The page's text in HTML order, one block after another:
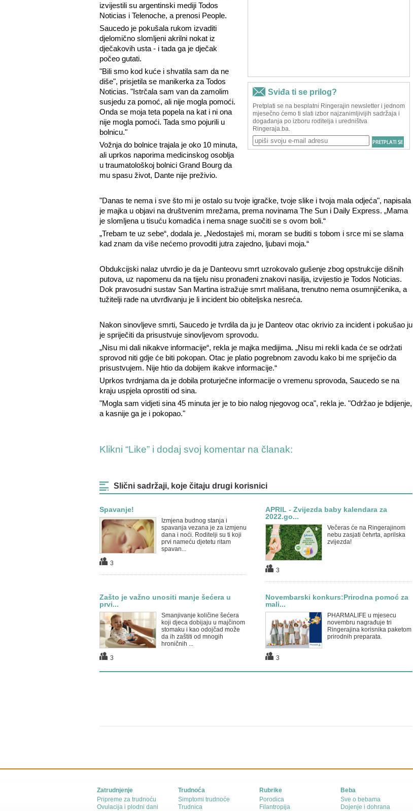
izvijestili su argentinski mediji Todos
Noticias i Telenoche, a prenosi People.
Saucedo je pokušala rukom izvaditi
djelomično slomljeni akrilni nokat iz
dječakovih usta - i tada ga je dječak
počeo gutati.
"Bili smo kod kuće i shvatila sam da ne
diše", prisjetila se manikerka za Todos
Noticias. "Istrčala sam van da zamolim
susjedu za pomoć, ali nije mogla pomoći.
Onda se moja teta popela na kat i ni ona
nije mogla pomoći. Tada smo pojurili u
bolnicu."
Vožnja do bolnice trajala je oko 10 minuta,
ali uprkos naporima medicinskog osoblja
u traumatološkoj bolnici Grand Bourg da
mu spasu život, Dante nije preživio.
"Danas te nema i sve što mi je ostalo su tvoje igračke, tvoje slike i tvoja mala odjeća", napisala
je majka u objavi na društvenim mrežama, prema novinama The Sun i Daily Express. „Mama
je slomljena u tisuću komadića i nema snage suočiti se s ovom boli.“
„Trebam te uz sebe“, dodala je. „Nedostaješ mi, moram se buditi s tobom i srce mi se slama
kad znam da više nećemo provoditi jutra zajedno, ljubavi moja.“
Obdukcijski nalaz utvrdio je da je Danteovu smrt uzrokovalo gušenje zbog opstrukcije dišnih
putova, uz napomenu da na tijelu nisu pronađeni znakovi nasilja, izvijestio je Todos Noticias.
Dok pravosudni sustav San Martina istražuje smrt mališana, trenutno nema osumnjičenika, a
tužitelji rade na utvrđivanju je li incident bio obiteljska nesreća.
Nakon sinovljeve smrti, Saucedo je tvrdila da ju je Danteov otac okrivio za incident i pokušao ju
je spriječiti da prisustvuje sinovljevom sprovodu.
„Nisu mi dali nikakve informacije“, rekla je majka medijima. „Nisu mi rekli kada će se održati
sprovod niti gdje će biti pokopan. Otac je platio pogrebnom zavodu kako bi me spriječio da
prisustvujem. Nije htio da dobijem ikakve informacije.“
Uprkos tvrdnjama da je dobila proturječne informacije o vremenu sprovoda, Saucedo se na
kraju uspjela oprostiti od sina.
"Mogla sam vidjeti sina 45 minuta jer je to bio nalog njegovog oca", rekla je. "Održao je bdijenje,
a kasnije ga je i pokopao."
Klikni “Like” i dodaj svoj komentar na članak:
Slični sadržaji, koje čitaju drugi korisnici
Spavanje!
Izmjena budnog stanja i
spavanja vezana je za izmjenu
dana i noći. Roditelji su ti koji
prvi nameću djetetu ritam
spavan...
3
APRIL - Zvijezda baby kalendara za
2022.go...
Večeras će na Ringerajinom
nebu zasjati četvrta, aprilska
zvijezda!
3
Zašto je važno unositi manje šećera u
prvi...
Smanjivanje količine šećera
koji djeca dobijaju u majčinom
stomaku i kao odojčad može
da ih zaštiti od mnogih
hroničnih ...
3
Novembarski konkurs:Prirodna pomoć za
mali...
PHARMALIFE u mjesecu
novembru nagrađuje tri
Ringerajina korisnika paketom
prirodnih preparata.
3
Zatrudnjenje
Pripreme za trudnoću
Ovulacija i plodni dani
Trudnoća
Simptomi trudnoće
Trudnica
Rubrike
Porodica
Filantropija
Beba
Sve o bebama
Dojenje i dohrana